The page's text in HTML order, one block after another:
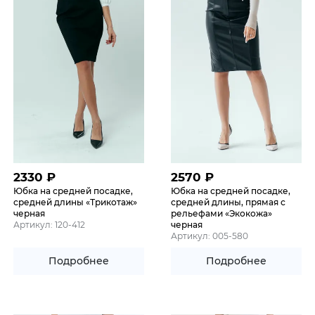
2330 ₽
Юбка на средней посадке,
средней длины «Трикотаж»
черная
Артикул: 120-412
Подробнее
2570 ₽
Юбка на средней посадке,
средней длины, прямая с
рельефами «Экокожа»
черная
Артикул: 005-580
Подробнее